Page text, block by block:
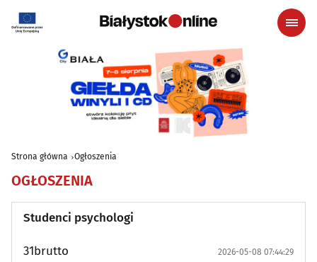
Strona główna Ogłoszenia
OGŁOSZENIA
Studenci psychologi
31brutto 2026-05-08 07:44:29